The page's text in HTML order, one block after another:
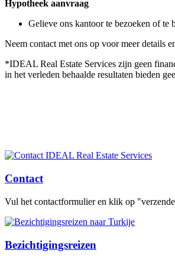
Hypotheek aanvraag
Gelieve ons kantoor te bezoeken of te
Neem contact met ons op voor meer details
*IDEAL Real Estate Services zijn geen
in het verleden behaalde resultaten bieden
Contact
Vul het contactformulier en klik op
Bezichtigingsreizen